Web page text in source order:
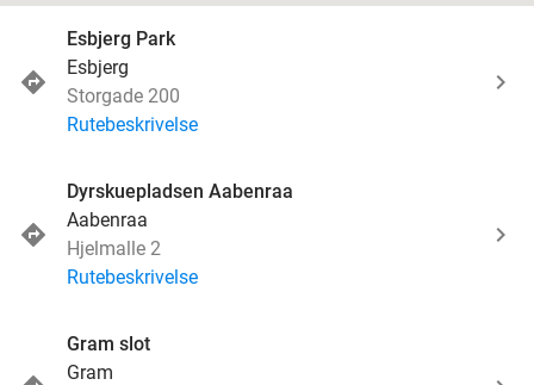
Esbjerg Park
Esbjerg
Storgade 200
Rutebeskrivelse
Dyrskuepladsen Aabenraa
Aabenraa
Hjelmalle 2
Rutebeskrivelse
Gram slot
Gram